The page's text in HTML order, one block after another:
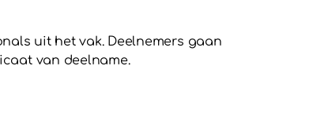
uit het vak. Deelnemers gaan
van deelname.